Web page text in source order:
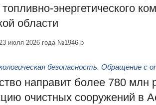
энергетического
области
июля 2026 года №1946-р
безопасность. Обращение с
направит более 780 млн
очистных сооружений в